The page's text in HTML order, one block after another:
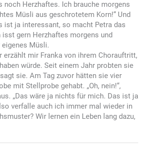
noch Herzhaftes. Ich brauche morgens
Müsli aus geschrotetem Korn!“ Und
ist ja interessant, so macht Petra das
gern Herzhaftes morgens und
Müsli.
erzählt mir Franka von ihrem Chorauftritt,
würde. Seit einem Jahr probten sie
sie. Am Tag zuvor hätten sie vier
mit Stellprobe gehabt. „Oh, nein!“,
„Das wäre ja nichts für mich. Das ist ja
verfalle auch ich immer mal wieder in
Wir lernen ein Leben lang dazu,